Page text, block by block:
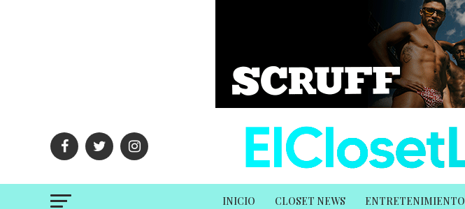
INICIO CLOSET NEWS ENTRETENIMIENTO